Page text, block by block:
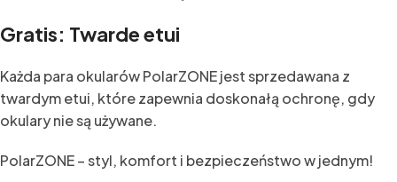
Gratis: Twarde etui
Każda para okularów PolarZONE jest sprzedawana z
twardym etui, które zapewnia doskonałą ochronę, gdy
okulary nie są używane.
PolarZONE – styl, komfort i bezpieczeństwo w jednym!